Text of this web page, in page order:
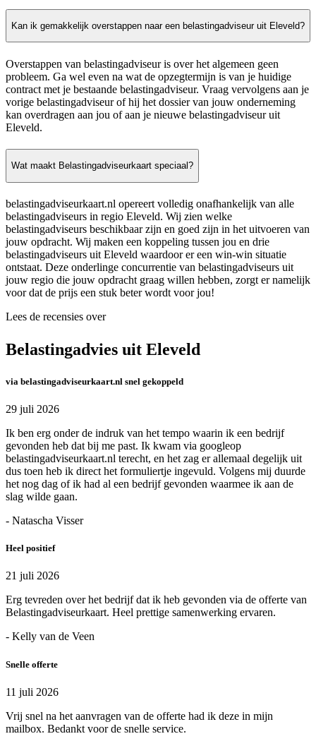
Kan ik gemakkelijk overstappen naar een belastingadviseur uit Eleveld?
Overstappen van belastingadviseur is over het algemeen geen
probleem. Ga wel even na wat de opzegtermijn is van je huidige
contract met je bestaande belastingadviseur. Vraag vervolgens aan je
vorige belastingadviseur of hij het dossier van jouw onderneming
kan overdragen aan jou of aan je nieuwe belastingadviseur uit
Eleveld.
Wat maakt Belastingadviseurkaart speciaal?
belastingadviseurkaart.nl opereert volledig onafhankelijk van alle
belastingadviseurs in regio Eleveld. Wij zien welke
belastingadviseurs beschikbaar zijn en goed zijn in het uitvoeren van
jouw opdracht. Wij maken een koppeling tussen jou en drie
belastingadviseurs uit Eleveld waardoor er een win-win situatie
ontstaat. Deze onderlinge concurrentie van belastingadviseurs uit
jouw regio die jouw opdracht graag willen hebben, zorgt er namelijk
voor dat de prijs een stuk beter wordt voor jou!
Lees de recensies over
Belastingadvies uit Eleveld
via belastingadviseurkaart.nl snel gekoppeld
29 juli 2026
Ik ben erg onder de indruk van het tempo waarin ik een bedrijf
gevonden heb dat bij me past. Ik kwam via googleop
belastingadviseurkaart.nl terecht, en het zag er allemaal degelijk uit
dus toen heb ik direct het formuliertje ingevuld. Volgens mij duurde
het nog dag of ik had al een bedrijf gevonden waarmee ik aan de
slag wilde gaan.
- Natascha Visser
Heel positief
21 juli 2026
Erg tevreden over het bedrijf dat ik heb gevonden via de offerte van
Belastingadviseurkaart. Heel prettige samenwerking ervaren.
- Kelly van de Veen
Snelle offerte
11 juli 2026
Vrij snel na het aanvragen van de offerte had ik deze in mijn
mailbox. Bedankt voor de snelle service.